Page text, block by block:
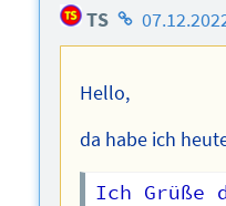
TS Homepage
des
Hello,
da habe ich
Ich Grüße